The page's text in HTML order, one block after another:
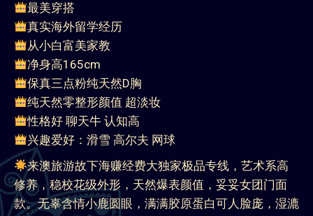
最美穿搭
真实海外留学经历
从小白富美家教
净身高165cm
保真三点粉纯天然D胸
纯天然零整形颜值 超淡妆
性格好 聊天牛 认知高
兴趣爱好：滑雪 高尔夫 网球
来澳旅游故下海赚经费大独家极品专线，艺术系高
修养，稳校花级外形，天然爆表颜值，妥妥女团门面
款。无辜含情小鹿圆眼，满满胶原蛋白可人脸庞，湿漉